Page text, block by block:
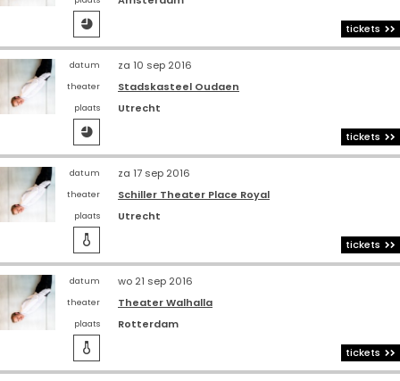
 tickets
datum za 10 sep 2016
theater Stadskasteel Oudaen
plaats Utrecht
 tickets
datum za 17 sep 2016
theater Schiller Theater Place Royal
plaats Utrecht
 tickets
datum wo 21 sep 2016
theater Theater Walhalla
plaats Rotterdam
 tickets